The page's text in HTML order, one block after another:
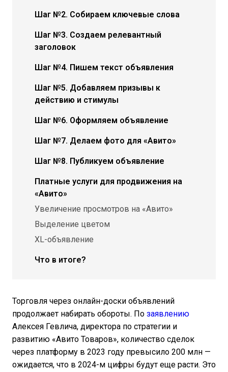
Шаг №2. Собираем ключевые слова
Шаг №3. Создаем релевантный
заголовок
Шаг №4. Пишем текст объявления
Шаг №5. Добавляем призывы к
действию и стимулы
Шаг №6. Оформляем объявление
Шаг №7. Делаем фото для «Авито»
Шаг №8. Публикуем объявление
Платные услуги для продвижения на
«Авито»
Увеличение просмотров на «Авито»
Выделение цветом
XL-объявление
Что в итоге?
Торговля через онлайн-доски объявлений
продолжает набирать обороты. По заявлению
Алексея Гевлича, директора по стратегии и
развитию «Авито Товаров», количество сделок
через платформу в 2023 году превысило 200 млн —
ожидается, что в 2024-м цифры будут еще расти. Это